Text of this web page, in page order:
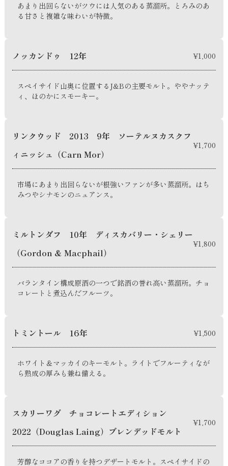
あまり出回らないがツウには人気のある蒸溜所。とろみのあ
る甘さと複雑な味わいが特徴。
ノッカンドゥ 12年 ¥1,000
スペイサイド山奥に位置するJ&Bの主要モルト。ややナッテ
ィ、ほのかにスモーキー。
リンクウッド 2013 9年 ソーテルヌカスクフ
ィニッシュ（Carn Mor）
¥1,700
市場にあまり出回らないが根強いファンが多い蒸溜所。はち
みつやシナモンのニュアンス。
ミルトンダフ 10年 ディスカバリー・シェリー
（Gordon & Macphail）
¥1,800
バランタイン構成原酒の一つで銘酒の誉れ高い蒸溜所。チョ
コレートと煮込んだフルーツ。
トミントール 16年 ¥1,500
ホワイト＆マッカイのキーモルト。ライトでフルーティなが
ら熟成の厚みも兼ね備える。
スカリーワグ チョコレートエディション
2022（Douglas Laing）ブレンデッドモルト
¥1,700
芳醇なココアの香りを持つデザートモルト。スペイサイドの